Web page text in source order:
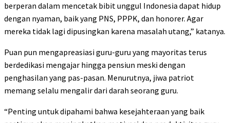
berperan dalam mencetak bibit unggul Indonesia dapat hidup
dengan nyaman, baik yang PNS, PPPK, dan honorer. Agar
mereka tidak lagi dipusingkan karena masalah utang,” katanya.
Puan pun mengapreasiasi guru-guru yang mayoritas terus
berdedikasi mengajar hingga pensiun meski dengan
penghasilan yang pas-pasan. Menurutnya, jiwa patriot
memang selalu mengalir dari darah seorang guru.
“Penting untuk dipahami bahwa kesejahteraan yang baik